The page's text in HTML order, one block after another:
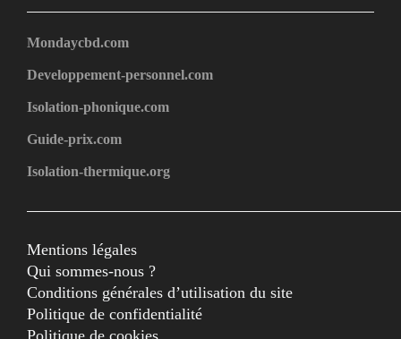
Mondaycbd.com
Developpement-personnel.com
Isolation-phonique.com
Guide-prix.com
Isolation-thermique.org
Mentions légales
Qui sommes-nous ?
Conditions générales d’utilisation du site
Politique de confidentialité
Politique de cookies